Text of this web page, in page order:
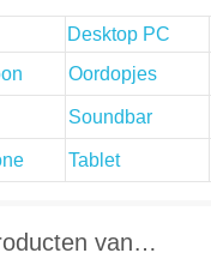
Desktop PC
Oordopjes
Soundbar
Tablet
van…